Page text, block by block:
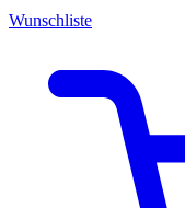
Wunschliste